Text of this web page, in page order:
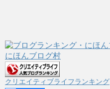
にほんブログ村
クリエイティブライフランキング